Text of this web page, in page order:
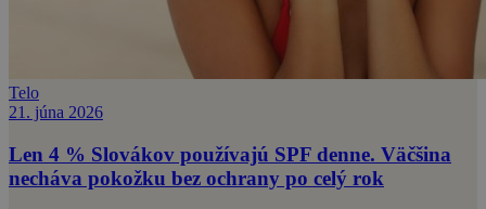
Telo
21. júna 2026
Len 4 % Slovákov používajú SPF denne. Väčšina
necháva pokožku bez ochrany po celý rok